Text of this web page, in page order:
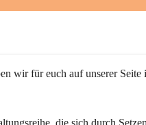
wir für euch auf unserer
die sich durch